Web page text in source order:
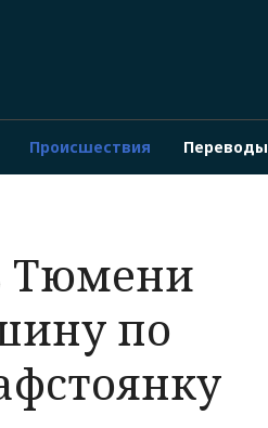
Происшествия Переводы
Тюмени
по